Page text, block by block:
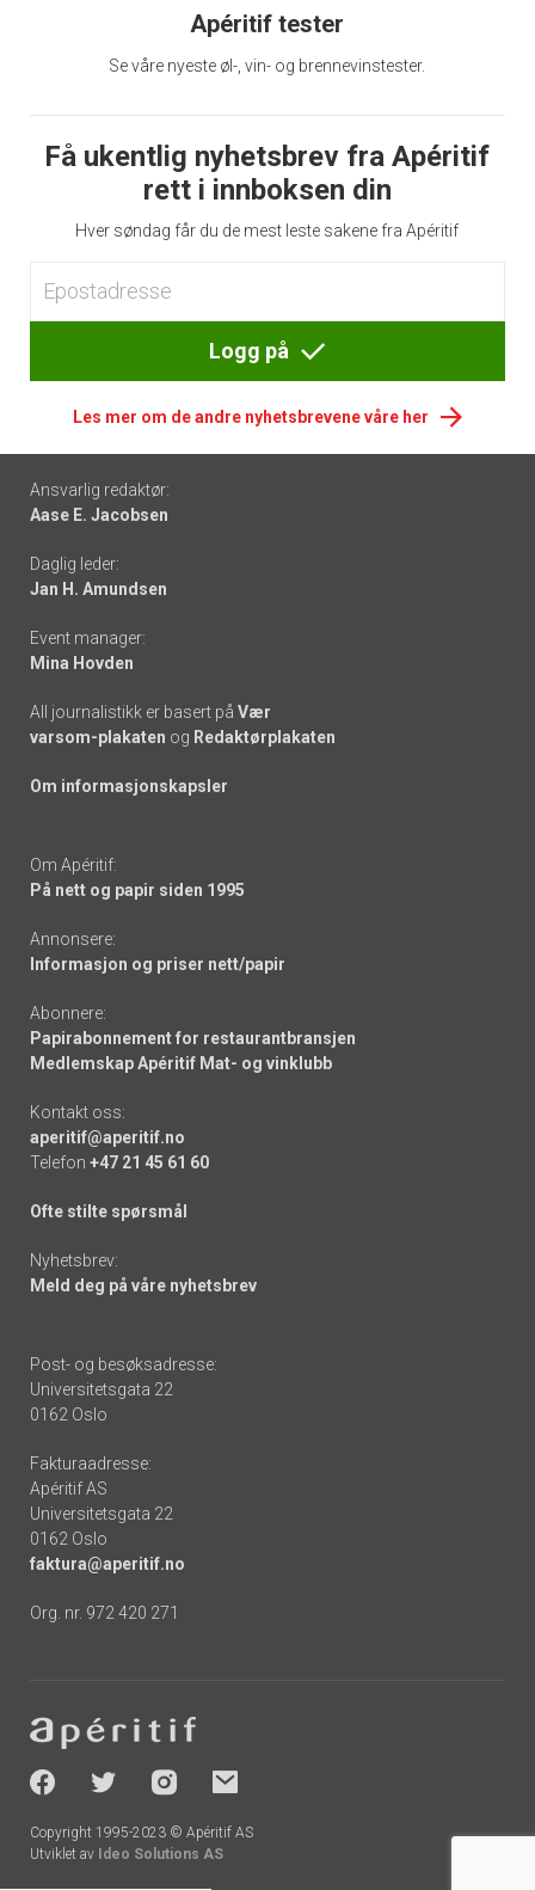
Apéritif tester
Se våre nyeste øl-, vin- og brennevinstester.
Få ukentlig nyhetsbrev fra Apéritif
rett i innboksen din
Hver søndag får du de mest leste sakene fra Apéritif
Logg på
Les mer om de andre nyhetsbrevene våre her
Footer
-
links
Ansvarlig redaktør:
Aase E. Jacobsen
Daglig leder:
Jan H. Amundsen
Event manager:
Mina Hovden
All journalistikk er basert på Vær
varsom-plakaten og Redaktørplakaten
Om informasjonskapsler
Om Apéritif:
På nett og papir siden 1995
Annonsere:
Informasjon og priser nett/papir
Abonnere:
Papirabonnement for restaurantbransjen
Medlemskap Apéritif Mat- og vinklubb
Kontakt oss:
aperitif@aperitif.no
Telefon +47 21 45 61 60
Ofte stilte spørsmål
Nyhetsbrev:
Meld deg på våre nyhetsbrev
Post- og besøksadresse:
Universitetsgata 22
0162 Oslo
Fakturaadresse:
Apéritif AS
Universitetsgata 22
0162 Oslo
faktura@aperitif.no
Org. nr. 972 420 271
-
socials
Copyright 1995-2023 © Apéritif AS
Utviklet av Ideo Solutions AS